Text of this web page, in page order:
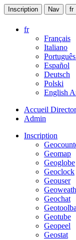
Inscription Nav fr
fr
Français
Italiano
Español
Deutsch
Polski
English
Accueil
Admin
Inscription
Geomap
Geoglobe
Geoclock
Geouser
Geochat
Geotube
Geopeel
Geostat